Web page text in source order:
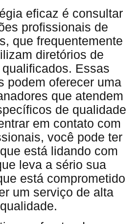
eficaz é consultar
profissionais de
que frequentemente
diretórios de
Essas
podem oferecer uma
que atendem
de qualidade
em contato com
você pode ter
está lidando com
leva a sério sua
está comprometido
um serviço de alta
qualidade.